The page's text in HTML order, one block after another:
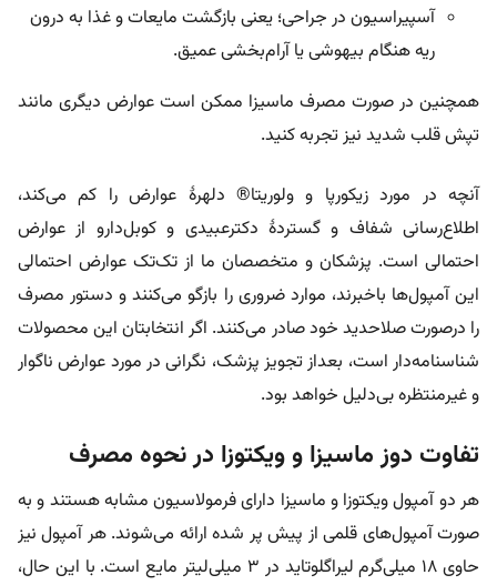
آسپیراسیون در جراحی؛ یعنی بازگشت مایعات و غذا به درون
ریه هنگام بیهوشی یا آرام‌بخشی عمیق.
همچنین در صورت مصرف ماسیزا ممکن است عوارض دیگری مانند
تپش قلب شدید نیز تجربه کنید.
آنچه در مورد زیکورپا و ولوریتا® دلهرۀ عوارض را کم می‌کند،
اطلاع‌رسانی شفاف و گستردۀ دکترعبیدی و کوبل‌دارو از عوارض
احتمالی‌ است. پزشکان و متخصصان ما از تک‌تک عوارض احتمالی
این آمپول‌ها باخبرند، موارد ضروری را بازگو می‌کنند و دستور مصرف
را درصورت صلاحدید خود صادر می‌کنند. اگر انتخابتان این محصولات
شناسنامه‌دار است، بعداز تجویز پزشک، نگرانی در مورد عوارض ناگوار
و غیرمنتظره بی‌دلیل خواهد بود.
تفاوت دوز ماسیزا و ویکتوزا در نحوه مصرف
هر دو آمپول ویکتوزا و ماسیزا دارای فرمولاسیون مشابه هستند و به
صورت آمپول‌های قلمی از پیش پر شده ارائه می‌شوند. هر آمپول نیز
حاوی ۱۸ میلی‌گرم لیراگلوتاید در ۳ میلی‌لیتر مایع است. با این حال،